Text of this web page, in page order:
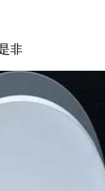
非